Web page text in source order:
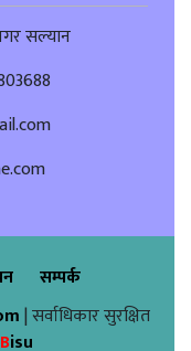
सल्यान
सम्पर्क
| सर्वाधिकार सुरक्षित
Bisu